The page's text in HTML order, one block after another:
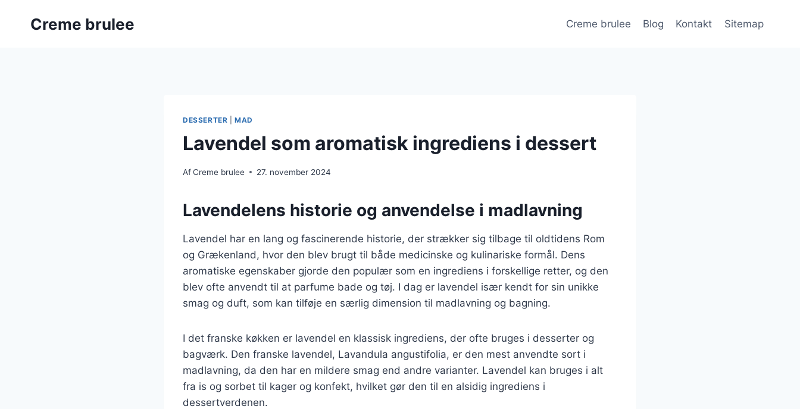
Creme brulee Creme brulee Blog Kontakt Sitemap
DESSERTER |MAD
Lavendel som aromatisk ingrediens i dessert
AfCreme brulee 27. november 2024
Lavendelens historie og anvendelse i madlavning
Lavendel har en lang og fascinerende historie, der strækker sig tilbage til oldtidens Rom
og Grækenland, hvor den blev brugt til både medicinske og kulinariske formål. Dens
aromatiske egenskaber gjorde den populær som en ingrediens i forskellige retter, og den
blev ofte anvendt til at parfume bade og tøj. I dag er lavendel især kendt for sin unikke
smag og duft, som kan tilføje en særlig dimension til madlavning og bagning.
I det franske køkken er lavendel en klassisk ingrediens, der ofte bruges i desserter og
bagværk. Den franske lavendel, Lavandula angustifolia, er den mest anvendte sort i
madlavning, da den har en mildere smag end andre varianter. Lavendel kan bruges i alt
fra is og sorbet til kager og konfekt, hvilket gør den til en alsidig ingrediens i
dessertverdenen.